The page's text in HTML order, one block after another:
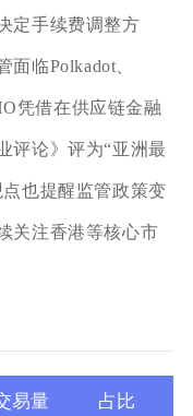
定手续费调整方
临Polkadot、
凭借在供应链金融
评论》评为“亚洲最
也提醒监管政策变
关注香港等核心市
易量 占比